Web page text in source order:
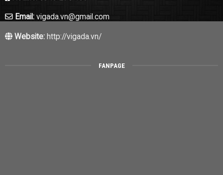
Email: vigada.vn@gmail.com
Website:http://vigada.vn/
FANPAGE